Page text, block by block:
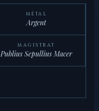
MÉTAL
Argent
MAGISTRAT
Publius Sepullius Macer